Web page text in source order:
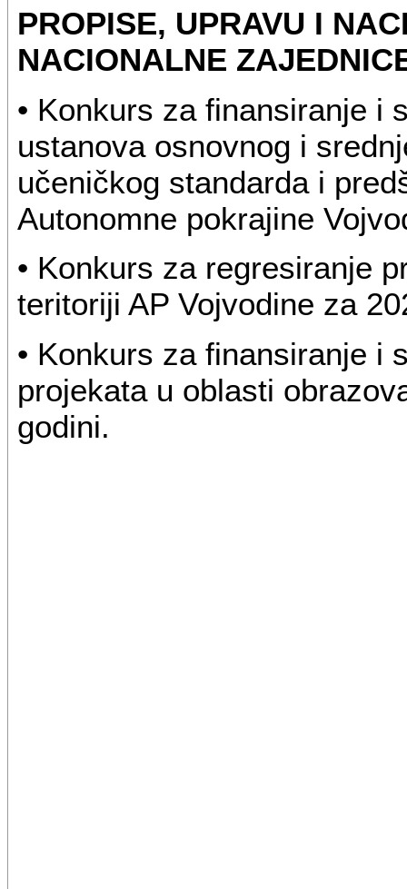
PROPISE, UPRAVU I
NACIONALNE
• Konkurs za finansiranje i
ustanova osnovnog i
učeničkog standarda i
Autonomne pokrajine
• Konkurs za regresiranje
teritoriji AP Vojvodine za
• Konkurs za finansiranje i
projekata u oblasti
godini.